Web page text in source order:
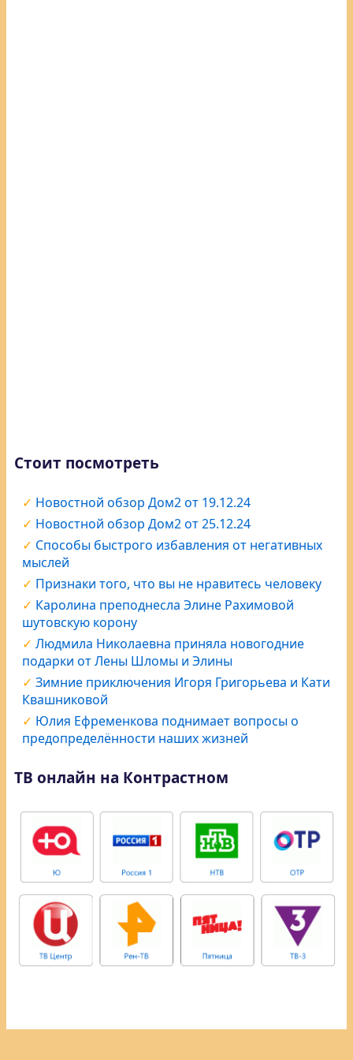
Стоит посмотреть
Новостной обзор Дом2 от 19.12.24
Новостной обзор Дом2 от 25.12.24
Способы быстрого избавления от негативных
мыслей
Признаки того, что вы не нравитесь человеку
Каролина преподнесла Элине Рахимовой
шутовскую корону
Людмила Николаевна приняла новогодние
подарки от Лены Шломы и Элины
Зимние приключения Игоря Григорьева и Кати
Квашниковой
Юлия Ефременкова поднимает вопросы о
предопределённости наших жизней
ТВ онлайн на Контрастном